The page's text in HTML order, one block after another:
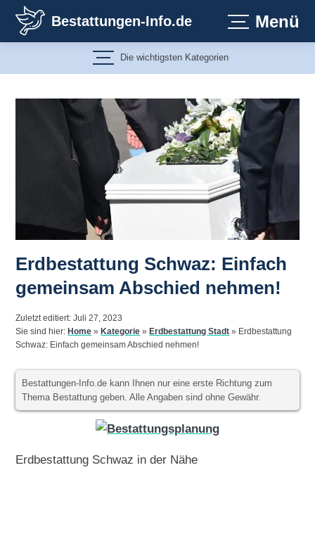
Inhalt
springen
Bestattungen-Info.de Menü
Die wichtigsten Kategorien
Erdbestattung Schwaz: Einfach
gemeinsam Abschied nehmen!
Zuletzt editiert: Juli 27, 2023
Sie sind hier: Home » Kategorie » Erdbestattung Stadt » Erdbestattung
Schwaz: Einfach gemeinsam Abschied nehmen!
Bestattungen-Info.de kann Ihnen nur eine erste Richtung zum
Thema Bestattung geben. Alle Angaben sind ohne Gewähr.
Erdbestattung Schwaz in der Nähe